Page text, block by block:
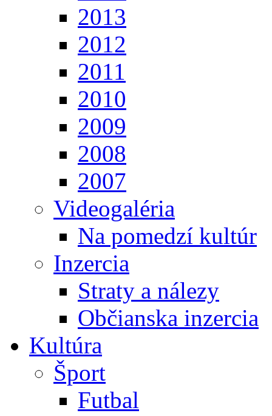
2013
2012
2011
2010
2009
2008
2007
Videogaléria
Na pomedzí kultúr
Inzercia
Straty a nálezy
Občianska inzercia
Kultúra
Šport
Futbal